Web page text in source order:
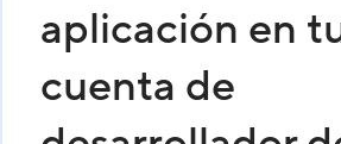
aplicación en
cuenta de